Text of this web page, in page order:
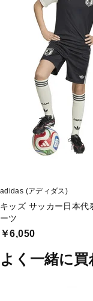
adidas (アディダス)
キッズ サッカー日本
ーツ
￥6,050
よく一緒に